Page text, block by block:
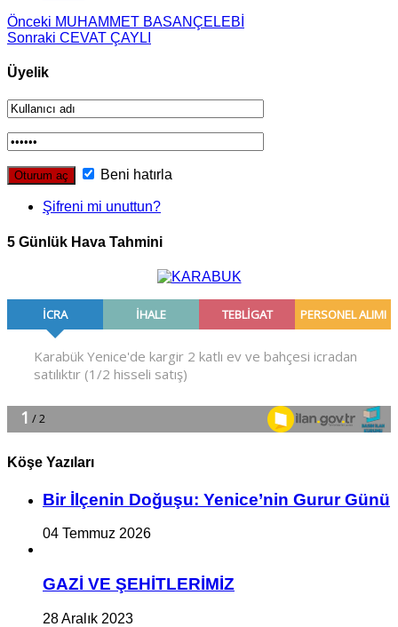
Önceki MUHAMMET BASANÇELEBİ
Sonraki CEVAT ÇAYLI
Üyelik
Beni hatırla
Şifreni mi unuttun?
5 Günlük Hava Tahmini
Köşe Yazıları
Bir İlçe­nin Do­ğu­şu: Ye­ni­ce’nin Gurur Günü
04 Temmuz 2026
GAZİ VE ŞEHİTLERİMİZ
28 Aralık 2023